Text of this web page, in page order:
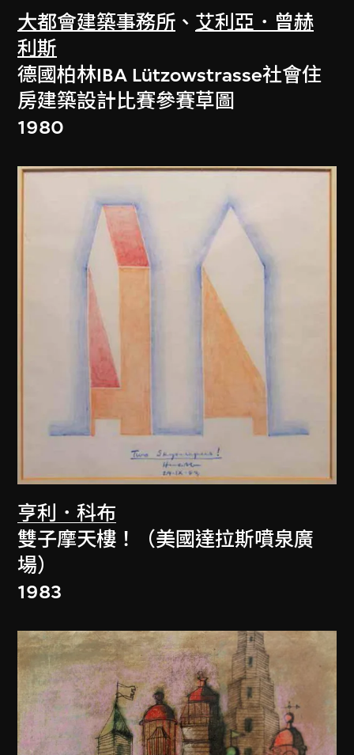
大都會建築事務所 、 艾利亞．曾赫
利斯
德國柏林IBA Lützowstrasse社會住
房建築設計比賽參賽草圖
1980
亨利．科布
雙子摩天樓！（美國達拉斯噴泉廣
場）
1983